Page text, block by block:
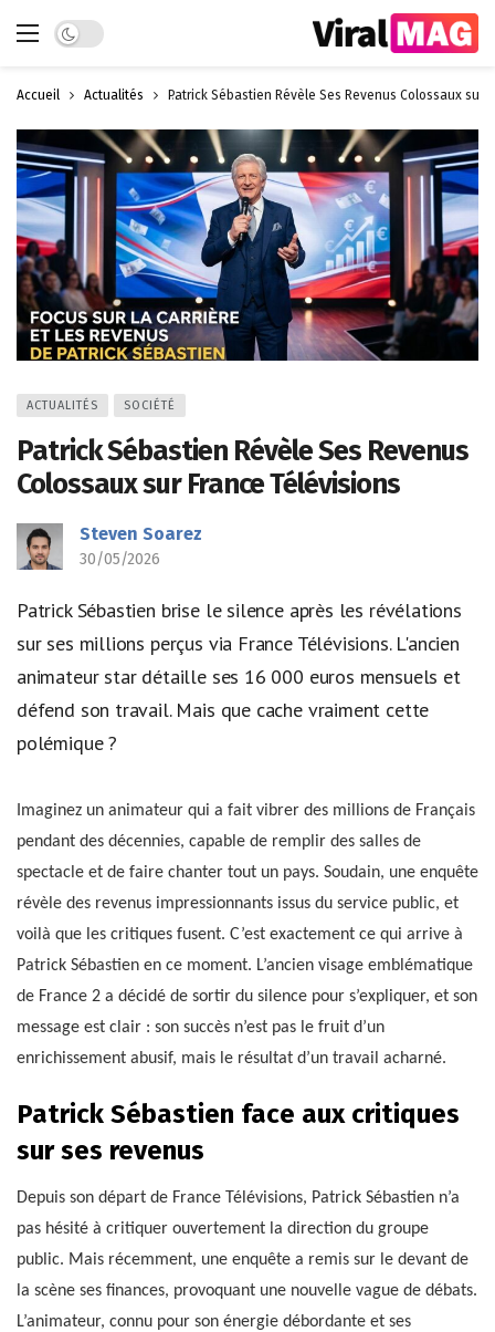
Dark mode
Accueil Actualités Patrick Sébastien Révèle Ses Revenus Colossaux sur
ACTUALITÉS SOCIÉTÉ
Patrick Sébastien Révèle Ses Revenus
Colossaux sur France Télévisions
Steven Soarez
30/05/2026
Patrick Sébastien brise le silence après les révélations
sur ses millions perçus via France Télévisions. L'ancien
animateur star détaille ses 16 000 euros mensuels et
défend son travail. Mais que cache vraiment cette
polémique ?
Imaginez un animateur qui a fait vibrer des millions de Français
pendant des décennies, capable de remplir des salles de
spectacle et de faire chanter tout un pays. Soudain, une enquête
révèle des revenus impressionnants issus du service public, et
voilà que les critiques fusent. C’est exactement ce qui arrive à
Patrick Sébastien en ce moment. L’ancien visage emblématique
de France 2 a décidé de sortir du silence pour s’expliquer, et son
message est clair : son succès n’est pas le fruit d’un
enrichissement abusif, mais le résultat d’un travail acharné.
Patrick Sébastien face aux critiques
sur ses revenus
Depuis son départ de France Télévisions, Patrick Sébastien n’a
pas hésité à critiquer ouvertement la direction du groupe
public. Mais récemment, une enquête a remis sur le devant de
la scène ses finances, provoquant une nouvelle vague de débats.
L’animateur, connu pour son énergie débordante et ses